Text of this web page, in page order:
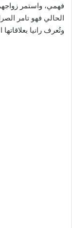
فهمي، واستمر
الحالي فهو تامر
وتُعرف رانيا